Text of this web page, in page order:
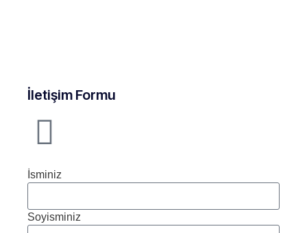
İletişim Formu
İsminiz
Soyisminiz